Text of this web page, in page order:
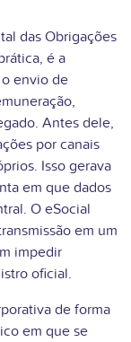
das Obrigações
é a
envio de
Antes dele,
por canais
Isso gerava
em que dados
O eSocial
em um
impedir
oficial.
de forma
em que se